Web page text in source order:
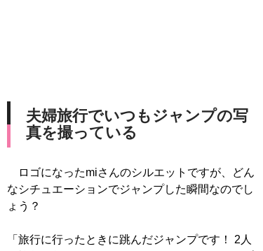
夫婦旅行でいつもジャンプの写
真を撮っている
ロゴになったmiさんのシルエットですが、どん
なシチュエーションでジャンプした瞬間なのでし
ょう？
「旅行に行ったときに跳んだジャンプです！ 2人